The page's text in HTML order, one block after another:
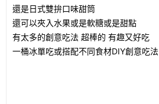
還是日式雙拚口味甜筒
還可以夾入水果或是軟糖或是甜點
有太多的創意吃法 超棒的 有趣又好吃
一桶冰單吃或搭配不同食材DIY創意吃法